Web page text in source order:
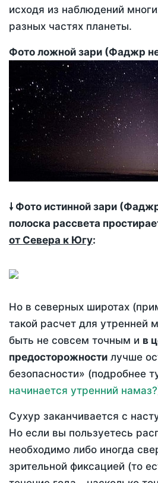
исходя из наблюдений
разных частях планеты.
Фото ложной зари (Фаджр
🠗 Фото истинной зари
полоска рассвета
от Севера к Югу:
Но в северных широтах
такой расчет для утренней
быть не совсем точным и в
предосторожности лучше
безопасности» (подробнее
начинается утренний намаз?
Сухур заканчивается с
Но если вы пользуетесь
необходимо либо иногда
зрительной фиксацией (то